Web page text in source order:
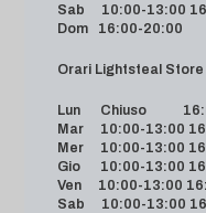
Sab 10:00-13:00
Dom 16:00-20:00
Orari
Lun Chiuso
Mar 10:00-13:00
Mer 10:00-13:00
Gio 10:00-13:00
Ven 10:00-13:00
Sab 10:00-13:00